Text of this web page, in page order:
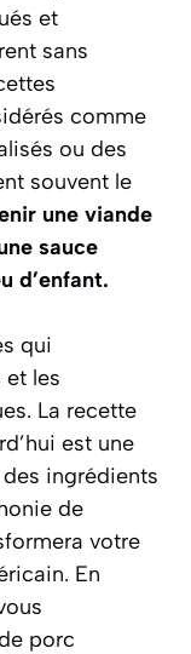
et
sans
comme
ou des
souvent le
une viande
sauce
d’enfant.
qui
et les
La recette
est une
ingrédients
de
votre
En
porc